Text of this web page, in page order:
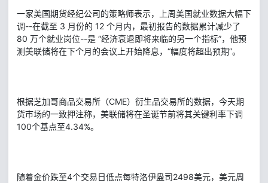
一家美国期货经纪公司的策略师表示，上周美国就业数据大幅下
调--在截至 3 月份的 12 个月内，最初报告的数据累计减少了
80 万个就业岗位--是 “经济衰退即将来临的另一个指标”，他预
测美联储将在下个月的会议上开始降息，“幅度将超出预期”。
根据芝加哥商品交易所（CME）衍生品交易所的数据，今天期
货市场的一致押注称，美联储将在圣诞节前将其关键利率下调
100个基点至4.34%。
随着金价跌至4个交易日低点每特洛伊盎司2498美元，美元周